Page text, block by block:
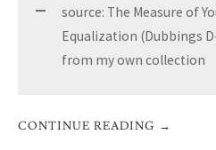
source: The Measure of
Equalization (Dubbings
from my own collection
CONTINUE READING →